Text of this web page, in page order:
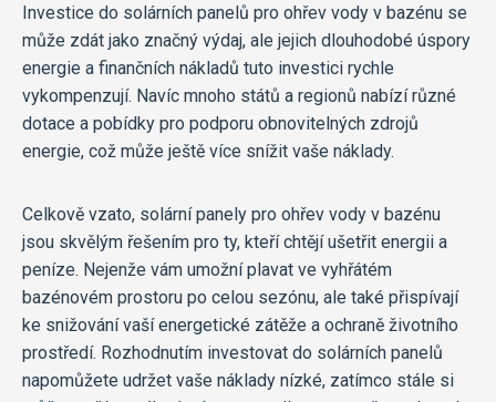
Investice do solárních panelů pro ohřev vody v bazénu se
může zdát jako značný výdaj, ale jejich dlouhodobé úspory
energie a finančních nákladů tuto investici rychle
vykompenzují. Navíc mnoho států a regionů nabízí různé
dotace a pobídky pro podporu obnovitelných zdrojů
energie, což může ještě více snížit vaše náklady.
Celkově vzato, solární panely pro ohřev vody v bazénu
jsou skvělým řešením pro ty, kteří chtějí ušetřit energii a
peníze. Nejenže vám umožní plavat ve vyhřátém
bazénovém prostoru po celou sezónu, ale také přispívají
ke snižování vaší energetické zátěže a ochraně životního
prostředí. Rozhodnutím investovat do solárních panelů
napomůžete udržet vaše náklady nízké, zatímco stále si